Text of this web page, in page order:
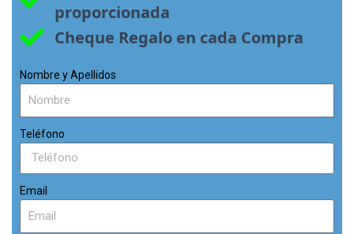
proporcionada
Cheque Regalo en cada Compra
Nombre y Apellidos
Teléfono
Email